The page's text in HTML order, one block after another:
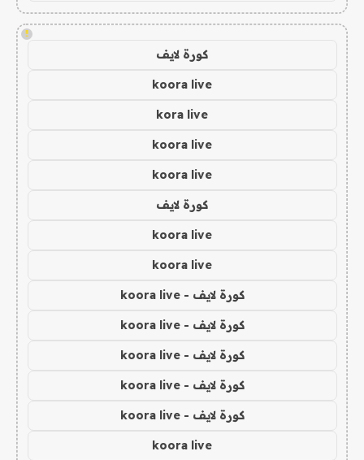
!
كورة لايف
koora live
kora live
koora live
koora live
كورة لايف
koora live
koora live
كورة لايف - koora live
كورة لايف - koora live
كورة لايف - koora live
كورة لايف - koora live
كورة لايف - koora live
koora live